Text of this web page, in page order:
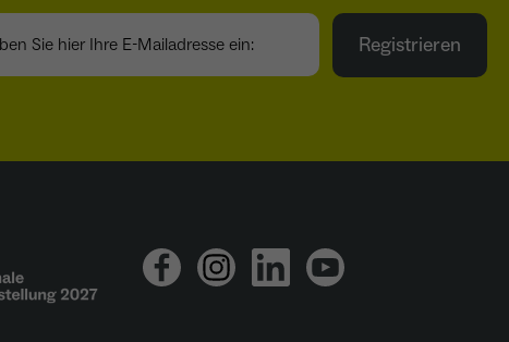
Sie hier Ihre E-Mailadresse ein:
Registrieren